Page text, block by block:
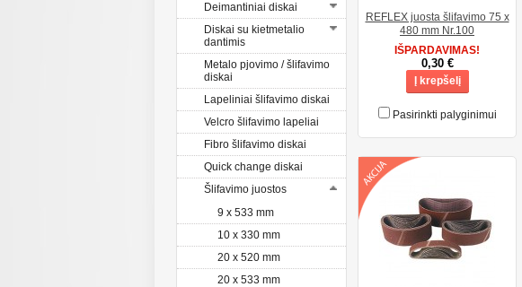
Deimantiniai diskai
Diskai su kietmetalio
dantimis
Metalo pjovimo / šlifavimo
diskai
Lapeliniai šlifavimo diskai
Velcro šlifavimo lapeliai
Fibro šlifavimo diskai
Quick change diskai
Šlifavimo juostos
9 x 533 mm
10 x 330 mm
20 x 520 mm
20 x 533 mm
REFLEX juosta šlifavimo 75 x
480 mm Nr.100
IŠPARDAVIMAS!
0,30 €
Į krepšelį
Pasirinkti palyginimui